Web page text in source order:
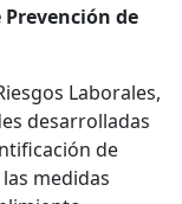
de
Laborales,
desarrolladas
de
medidas